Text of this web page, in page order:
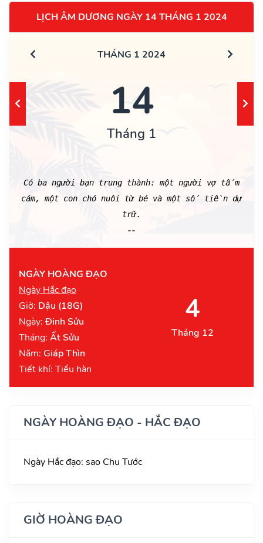
LỊCH ÂM DƯƠNG NGÀY 14 THÁNG 1 2024
THÁNG 1 2024
14
Tháng 1
Có ba người bạn trung thành: một người vợ tấm
cám, một con chó nuôi từ bé và một số tiền dự
trữ.
--
NGÀY HOÀNG ĐẠO
Ngày Hắc đạo
Giờ: Dậu (18G)
Ngày: Đinh Sửu
Tháng: Ất Sửu
Năm: Giáp Thìn
Tiết khí: Tiểu hàn
4
Tháng 12
NGÀY HOÀNG ĐẠO - HẮC ĐẠO
Ngày Hắc đạo: sao Chu Tước
GIỜ HOÀNG ĐẠO